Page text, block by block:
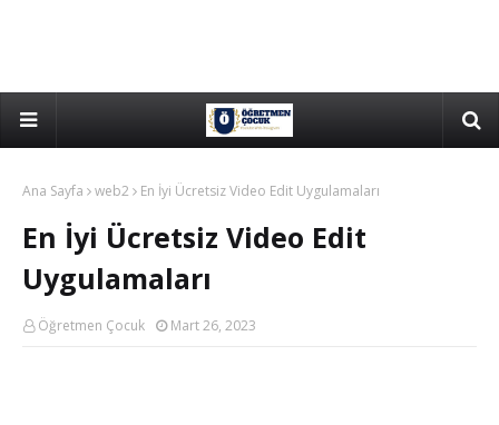
Ana Sayfa web2 En İyi Ücretsiz Video Edit Uygulamaları
En İyi Ücretsiz Video Edit
Uygulamaları
Öğretmen Çocuk Mart 26, 2023